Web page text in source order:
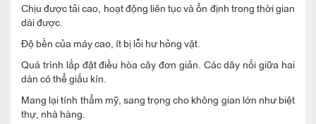
Chịu được tải cao, hoạt động liên tục và ổn định trong thời gian
dài được.
Độ bền của máy cao, ít bị lỗi hư hỏng vặt.
Quá trình lắp đặt điều hòa cây đơn giản. Các dây nối giữa hai
dàn có thể giấu kín.
Mang lại tính thẩm mỹ, sang trọng cho không gian lớn như biệt
thự, nhà hàng.